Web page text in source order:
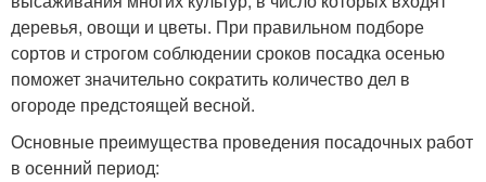
деревья, овощи и цветы. При правильном подборе
сортов и строгом соблюдении сроков посадка осенью
поможет значительно сократить количество дел в
огороде предстоящей весной.
Основные преимущества проведения посадочных работ
в осенний период: